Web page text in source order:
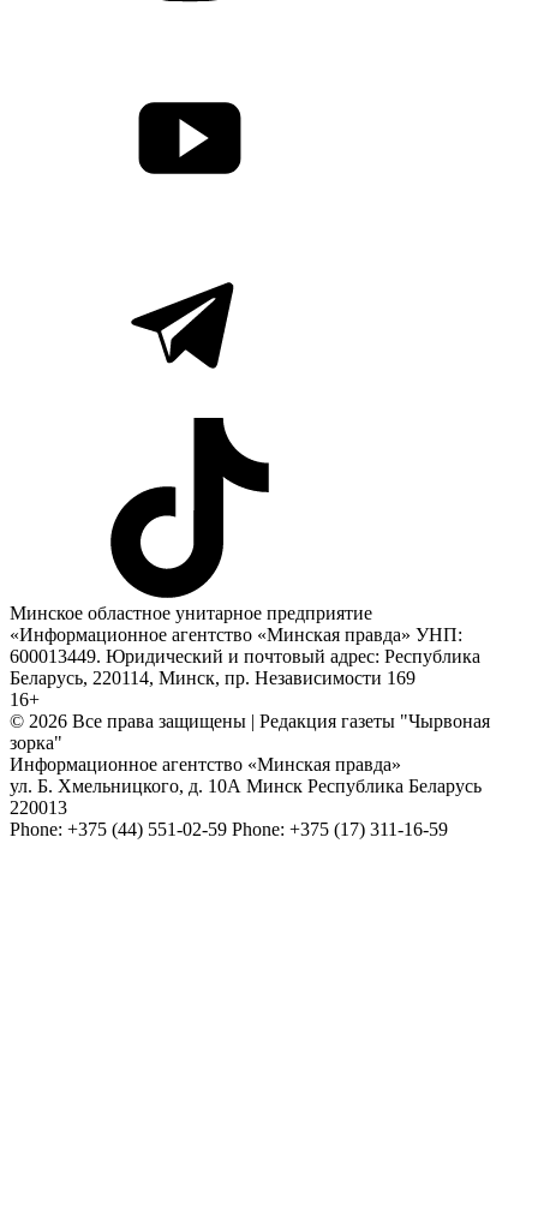
Минское областное унитарное предприятие
«Информационное агентство «Минская правда» УНП:
600013449. Юридический и почтовый адрес: Республика
Беларусь, 220114, Минск, пр. Независимости 169
16+
© 2026 Все права защищены | Редакция газеты "Чырвоная
зорка"
Информационное агентство «Минская правда»
ул. Б. Хмельницкого, д. 10А Минск Республика Беларусь
220013
Phone: +375 (44) 551-02-59 Phone: +375 (17) 311-16-59